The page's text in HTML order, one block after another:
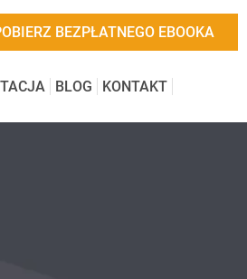
BEZPŁATNEGO EBOOKA
BLOG KONTAKT